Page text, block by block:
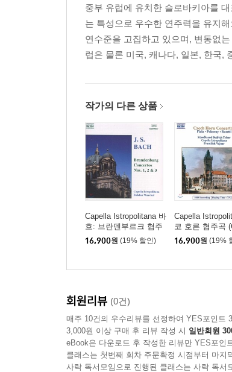
중부 유럽에 유치한 슬로바키아를
는 특성으로 우수한 연주력을 유지
연수준을 고집하고 있으며, 변동없
럽은 물론 미국, 캐나다, 일본, 한국,
작가의 다른 상품
Capella Istropolitana 바
흐: 브란덴부르크 협주
곡 1-3번 (Bach: Brande
nburg Concertos BWV
16,900원 (19% 할인)
Capella
코 호른 협주곡
Horn Concertos -
/ Pokorny /
16,900원 (19%
회원리뷰 (0건)
매주 10건의 우수리뷰를 선정하여 YES포인트
3,000원 이상 구매 후 리뷰 작성 시 일반회원
eBook은 다운로드 후 작성한 리뷰만 YES포인
클래스는 첫번째 회차 주문확정 시점부터 마
사락 독서모임으로 진행된 클래스는 사락 독서